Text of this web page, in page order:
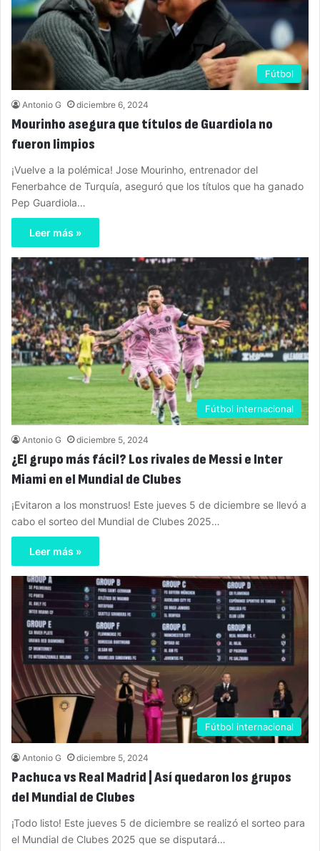
Fútbol
Antonio G diciembre 6, 2024
Mourinho asegura que títulos de Guardiola no
fueron limpios
¡Vuelve a la polémica! Jose Mourinho, entrenador del
Fenerbahce de Turquía, aseguró que los títulos que ha ganado
Pep Guardiola…
Leer más »
Fútbol internacional
Antonio G diciembre 5, 2024
¿El grupo más fácil? Los rivales de Messi e Inter
Miami en el Mundial de Clubes
¡Evitaron a los monstruos! Este jueves 5 de diciembre se llevó a
cabo el sorteo del Mundial de Clubes 2025…
Leer más »
Fútbol internacional
Antonio G diciembre 5, 2024
Pachuca vs Real Madrid | Así quedaron los grupos
del Mundial de Clubes
¡Todo listo! Este jueves 5 de diciembre se realizó el sorteo para
el Mundial de Clubes 2025 que se disputará…